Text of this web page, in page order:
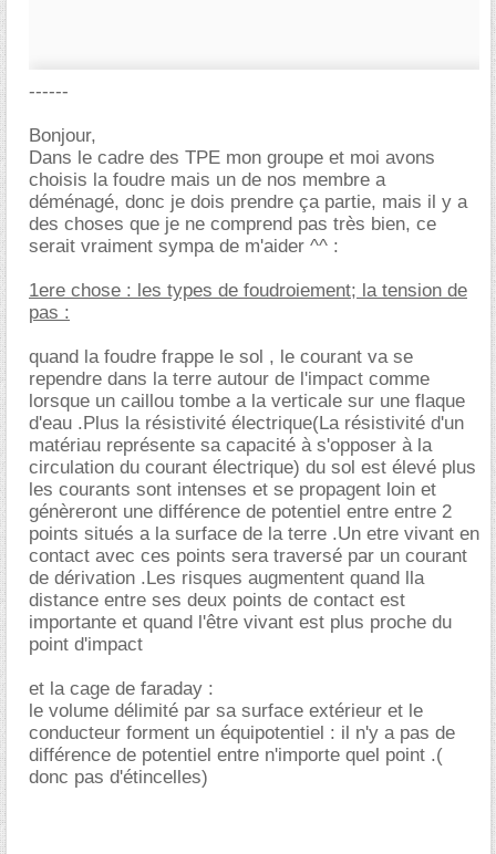
------
Bonjour,
Dans le cadre des TPE mon groupe et moi avons
choisis la foudre mais un de nos membre a
déménagé, donc je dois prendre ça partie, mais il y a
des choses que je ne comprend pas très bien, ce
serait vraiment sympa de m'aider ^^ :
1ere chose : les types de foudroiement; la tension de
pas :
quand la foudre frappe le sol , le courant va se
rependre dans la terre autour de l'impact comme
lorsque un caillou tombe a la verticale sur une flaque
d'eau .Plus la résistivité électrique(La résistivité d'un
matériau représente sa capacité à s'opposer à la
circulation du courant électrique) du sol est élevé plus
les courants sont intenses et se propagent loin et
génèreront une différence de potentiel entre entre 2
points situés a la surface de la terre .Un etre vivant en
contact avec ces points sera traversé par un courant
de dérivation .Les risques augmentent quand lla
distance entre ses deux points de contact est
importante et quand l'être vivant est plus proche du
point d'impact
et la cage de faraday :
le volume délimité par sa surface extérieur et le
conducteur forment un équipotentiel : il n'y a pas de
différence de potentiel entre n'importe quel point .(
donc pas d'étincelles)